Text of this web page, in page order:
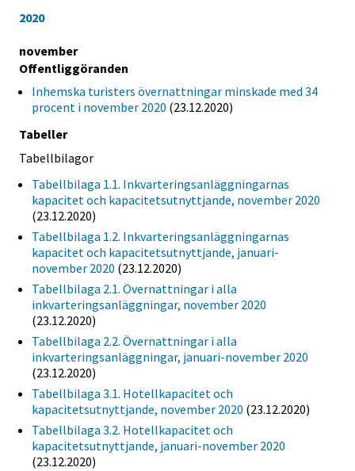
2020
november
Offentliggöranden
Inhemska turisters övernattningar minskade med 34
procent i november 2020 (23.12.2020)
Tabeller
Tabellbilagor
Tabellbilaga 1.1. Inkvarteringsanläggningarnas
kapacitet och kapacitetsutnyttjande, november 2020
(23.12.2020)
Tabellbilaga 1.2. Inkvarteringsanläggningarnas
kapacitet och kapacitetsutnyttjande, januari-
november 2020 (23.12.2020)
Tabellbilaga 2.1. Övernattningar i alla
inkvarteringsanläggningar, november 2020
(23.12.2020)
Tabellbilaga 2.2. Övernattningar i alla
inkvarteringsanläggningar, januari-november 2020
(23.12.2020)
Tabellbilaga 3.1. Hotellkapacitet och
kapacitetsutnyttjande, november 2020 (23.12.2020)
Tabellbilaga 3.2. Hotellkapacitet och
kapacitetsutnyttjande, januari-november 2020
(23.12.2020)